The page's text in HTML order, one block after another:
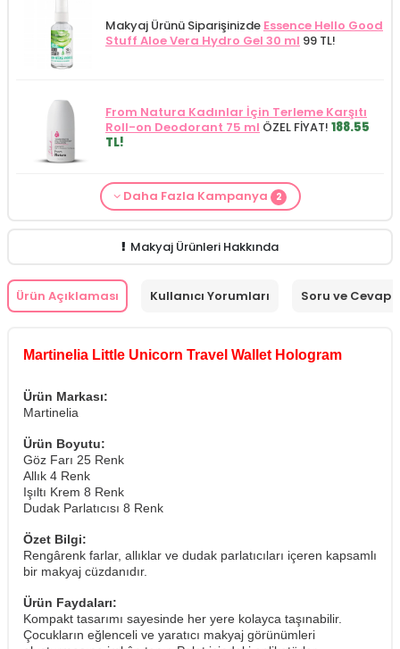
Makyaj Ürünü Siparişinizde Essence Hello Good
Stuff Aloe Vera Hydro Gel 30 ml 99 TL!
From Natura Kadınlar İçin Terleme Karşıtı
Roll-on Deodorant 75 ml ÖZEL FİYAT! 188.55
TL!
Makyaj Kategorisine Özel Fiyatİdea Derma
Makyaj Ürünü Siparişinizdeİnnova Wash Gel
Daha Fazla Kampanya 2
Makyaj Ürünleri Hakkında
Ürün Açıklaması Kullanıcı Yorumları Soru ve Cevap
Martinelia Little Unicorn Travel Wallet Hologram
Ürün Markası:
Martinelia
Ürün Boyutu:
Göz Farı 25 Renk
Allık 4 Renk
Işıltı Krem 8 Renk
Dudak Parlatıcısı 8 Renk
Özet Bilgi:
Rengârenk farlar, allıklar ve dudak parlatıcıları içeren kapsamlı
bir makyaj cüzdanıdır.
Ürün Faydaları:
Kompakt tasarımı sayesinde her yere kolayca taşınabilir.
Çocukların eğlenceli ve yaratıcı makyaj görünümleri